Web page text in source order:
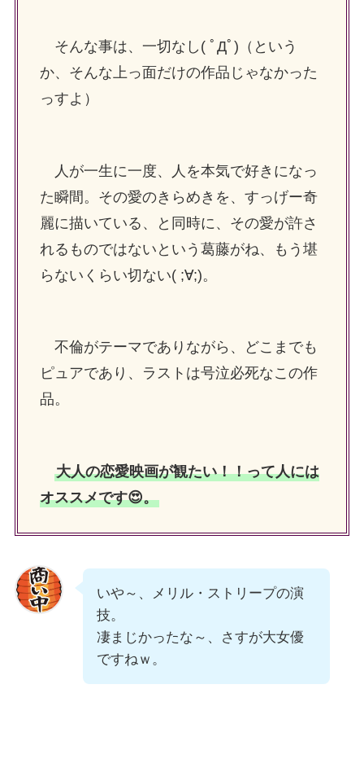
そんな事は、一切なし( ﾟДﾟ)（という
か、そんな上っ面だけの作品じゃなかった
っすよ）
人が一生に一度、人を本気で好きになっ
た瞬間。その愛のきらめきを、すっげー奇
麗に描いている、と同時に、その愛が許さ
れるものではないという葛藤がね、もう堪
らないくらい切ない( ;∀;)。
不倫がテーマでありながら、どこまでも
ピュアであり、ラストは号泣必死なこの作
品。
大人の恋愛映画が観たい！！って人には
オススメです😍。
いや～、メリル・ストリープの演
技。
凄まじかったな～、さすが大女優
ですねｗ。